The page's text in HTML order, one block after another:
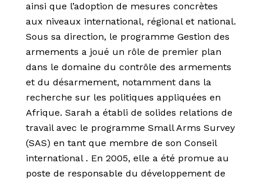
ainsi que l’adoption de mesures concrètes
aux niveaux international, régional et national.
Sous sa direction, le programme Gestion des
armements a joué un rôle de premier plan
dans le domaine du contrôle des armements
et du désarmement, notamment dans la
recherche sur les politiques appliquées en
Afrique. Sarah a établi de solides relations de
travail avec le programme Small Arms Survey
(SAS) en tant que membre de son Conseil
international . En 2005, elle a été promue au
poste de responsable du développement de